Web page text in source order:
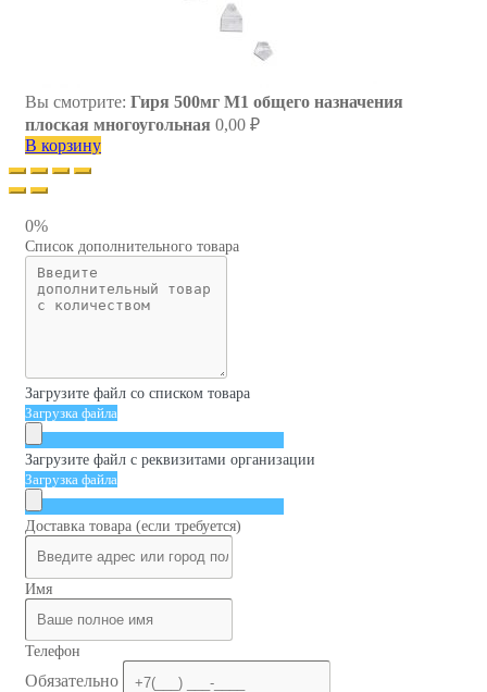
Вы смотрите: Гиря 500мг M1 общего назначения
плоская многоугольная 0,00 ₽
В корзину
0%
Список дополнительного товара
Загрузите файл со списком товара
Загрузка файла
Загрузите файл с реквизитами организации
Загрузка файла
Доставка товара (если требуется)
Имя
Телефон
Обязательно